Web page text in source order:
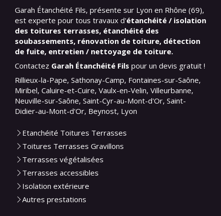
Garah Étanchéité Fils, présente sur Lyon en Rhône (69),
est experte pour tous travaux d'étanchéité / isolation
des toitures terrasses, étanchéité des
soubassements, rénovation de toiture, détection
de fuite, entretien / nettoyage de toiture.
Contactez Garah Étanchéité Fils pour un devis gratuit !
Rillieux-la-Pape, Sathonay-Camp, Fontaines-sur-Saône,
Miribel, Caluire-et-Cuire, Vaulx-en-Velin, Villeurbanne,
Neuville-sur-Saône, Saint-Cyr-au-Mont-d'Or, Saint-
Didier-au-Mont-d'Or, Beynost, Lyon
Etanchéité Toitures Terrasses
Toitures Terrasses Gravillons
Terrasses végétalisées
Terrasses accessibles
Isolation extérieure
Autres prestations